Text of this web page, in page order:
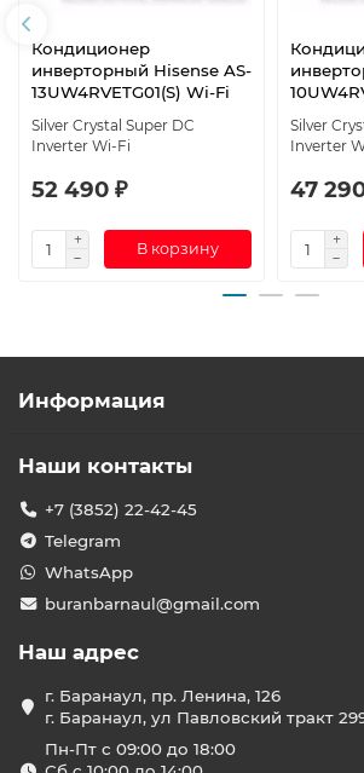
Кондиционер
инверторный Hisense AS-
13UW4RVETG01(S) Wi-Fi
Silver Crystal Super DC
Inverter Wi-Fi
52 490 ₽
В корзину
Silver
Inverter
47
Информация
Наши контакты
+7 (3852) 22-42-45
Telegram
WhatsApp
buranbarnaul@gmail.com
Наш адрес
г. Баранаул, пр. Ленина, 126
г. Баранаул, ул Павловский тракт
Пн-Пт с 09:00 до 18:00